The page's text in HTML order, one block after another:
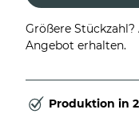
Größere
Angebot erhalten.
Produktion in